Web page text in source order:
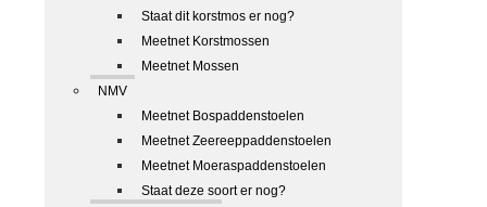
Staat dit korstmos er nog?
Meetnet Korstmossen
Meetnet Mossen
NMV
Meetnet Bospaddenstoelen
Meetnet Zeereeppaddenstoelen
Meetnet Moeraspaddenstoelen
Staat deze soort er nog?